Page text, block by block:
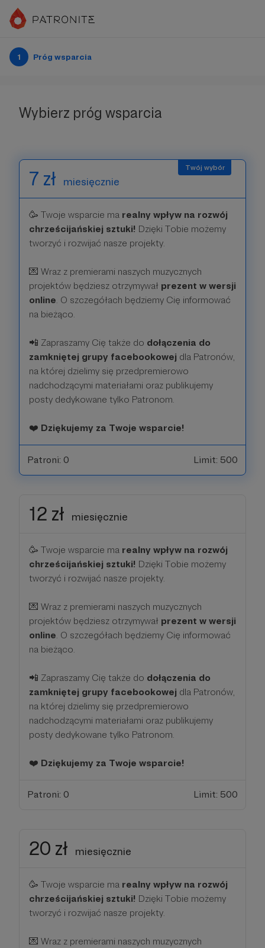
1 Próg wsparcia
Wybierz próg wsparcia
7 zł miesięcznie
🥳 Twoje wsparcie ma realny wpływ na rozwój
chrześcijańskiej sztuki! Dzięki Tobie możemy
tworzyć i rozwijać nasze projekty.
💌 Wraz z premierami naszych muzycznych
projektów będziesz otrzymywał prezent w wersji
online. O szczegółach będziemy Cię informować
na bieżąco.
📲 Zapraszamy Cię także do dołączenia do
zamkniętej grupy facebookowej dla Patronów,
na której dzielimy się przedpremierowo
nadchodzącymi materiałami oraz publikujemy
posty dedykowane tylko Patronom.
❤️ Dziękujemy za Twoje wsparcie!
Patroni: 0 Limit: 500
12 zł miesięcznie
🥳 Twoje wsparcie ma realny wpływ na rozwój
chrześcijańskiej sztuki! Dzięki Tobie możemy
tworzyć i rozwijać nasze projekty.
💌 Wraz z premierami naszych muzycznych
projektów będziesz otrzymywał prezent w wersji
online . O szczegółach będziemy Cię informować
na bieżąco.
📲 Zapraszamy Cię także do dołączenia do
zamkniętej grupy facebookowej dla Patronów,
na której dzielimy się przedpremierowo
nadchodzącymi materiałami oraz publikujemy
posty dedykowane tylko Patronom.
❤️ Dziękujemy za Twoje wsparcie!
Patroni: 0 Limit: 500
20 zł miesięcznie
🥳 Twoje wsparcie ma realny wpływ na rozwój
chrześcijańskiej sztuki! Dzięki Tobie możemy
tworzyć i rozwijać nasze projekty.
💌 Wraz z premierami naszych muzycznych